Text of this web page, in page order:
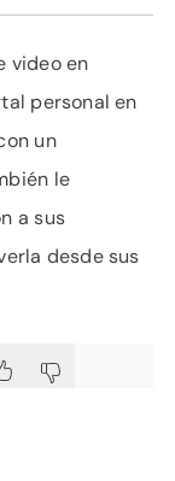
video en
personal en
un
le
a sus
desde sus